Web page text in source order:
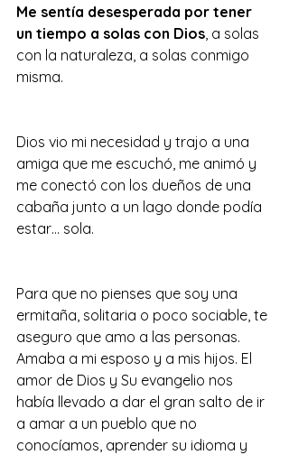
Me sentía desesperada por tener
un tiempo a solas con Dios , a solas
con la naturaleza, a solas conmigo
misma.
Dios vio mi necesidad y trajo a una
amiga que me escuchó, me animó y
me conectó con los dueños de una
cabaña junto a un lago donde podía
estar… sola.
Para que no pienses que soy una
ermitaña, solitaria o poco sociable, te
aseguro que amo a las personas.
Amaba a mi esposo y a mis hijos. El
amor de Dios y Su evangelio nos
había llevado a dar el gran salto de ir
a amar a un pueblo que no
conocíamos, aprender su idioma y